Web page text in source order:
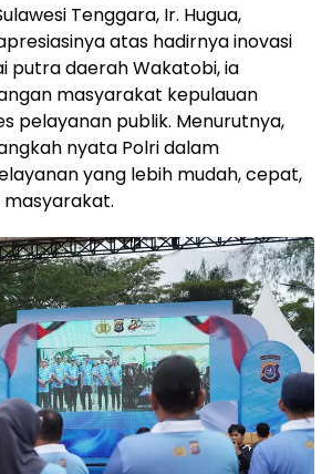
Tenggara, Ir. Hugua,
atas hadirnya inovasi
putra daerah Wakatobi, ia
masyarakat kepulauan
pelayanan publik. Menurutnya,
nyata Polri dalam
yang lebih mudah, cepat,